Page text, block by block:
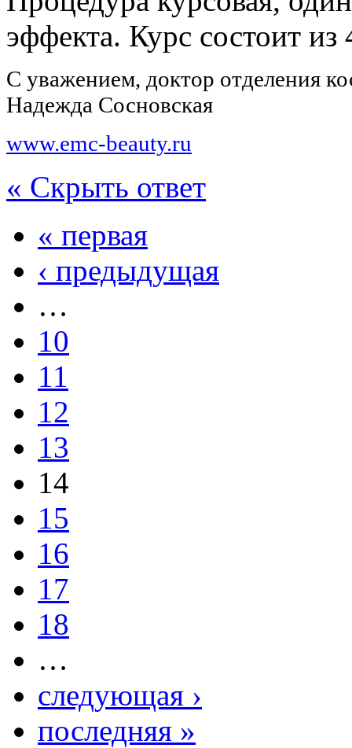
эффекта. Курс состоит
С уважением, доктор отделения
Надежда Сосновская
www.emc-beauty.ru
« Скрыть ответ
« первая
‹ предыдущая
…
10
11
12
13
14
15
16
17
18
…
следующая ›
последняя »